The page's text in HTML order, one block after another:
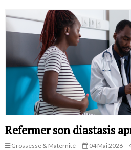
Refermer son diastasis
Grossesse & Maternité 04 Mai 2026